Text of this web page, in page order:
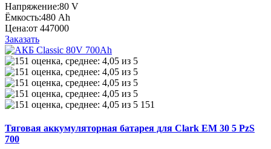
Напряжение:80 V
Ёмкость:480 Ah
Цена:от 447000
Заказать
151
Тяговая аккумуляторная батарея для Clark EM 30 5 PzS
700